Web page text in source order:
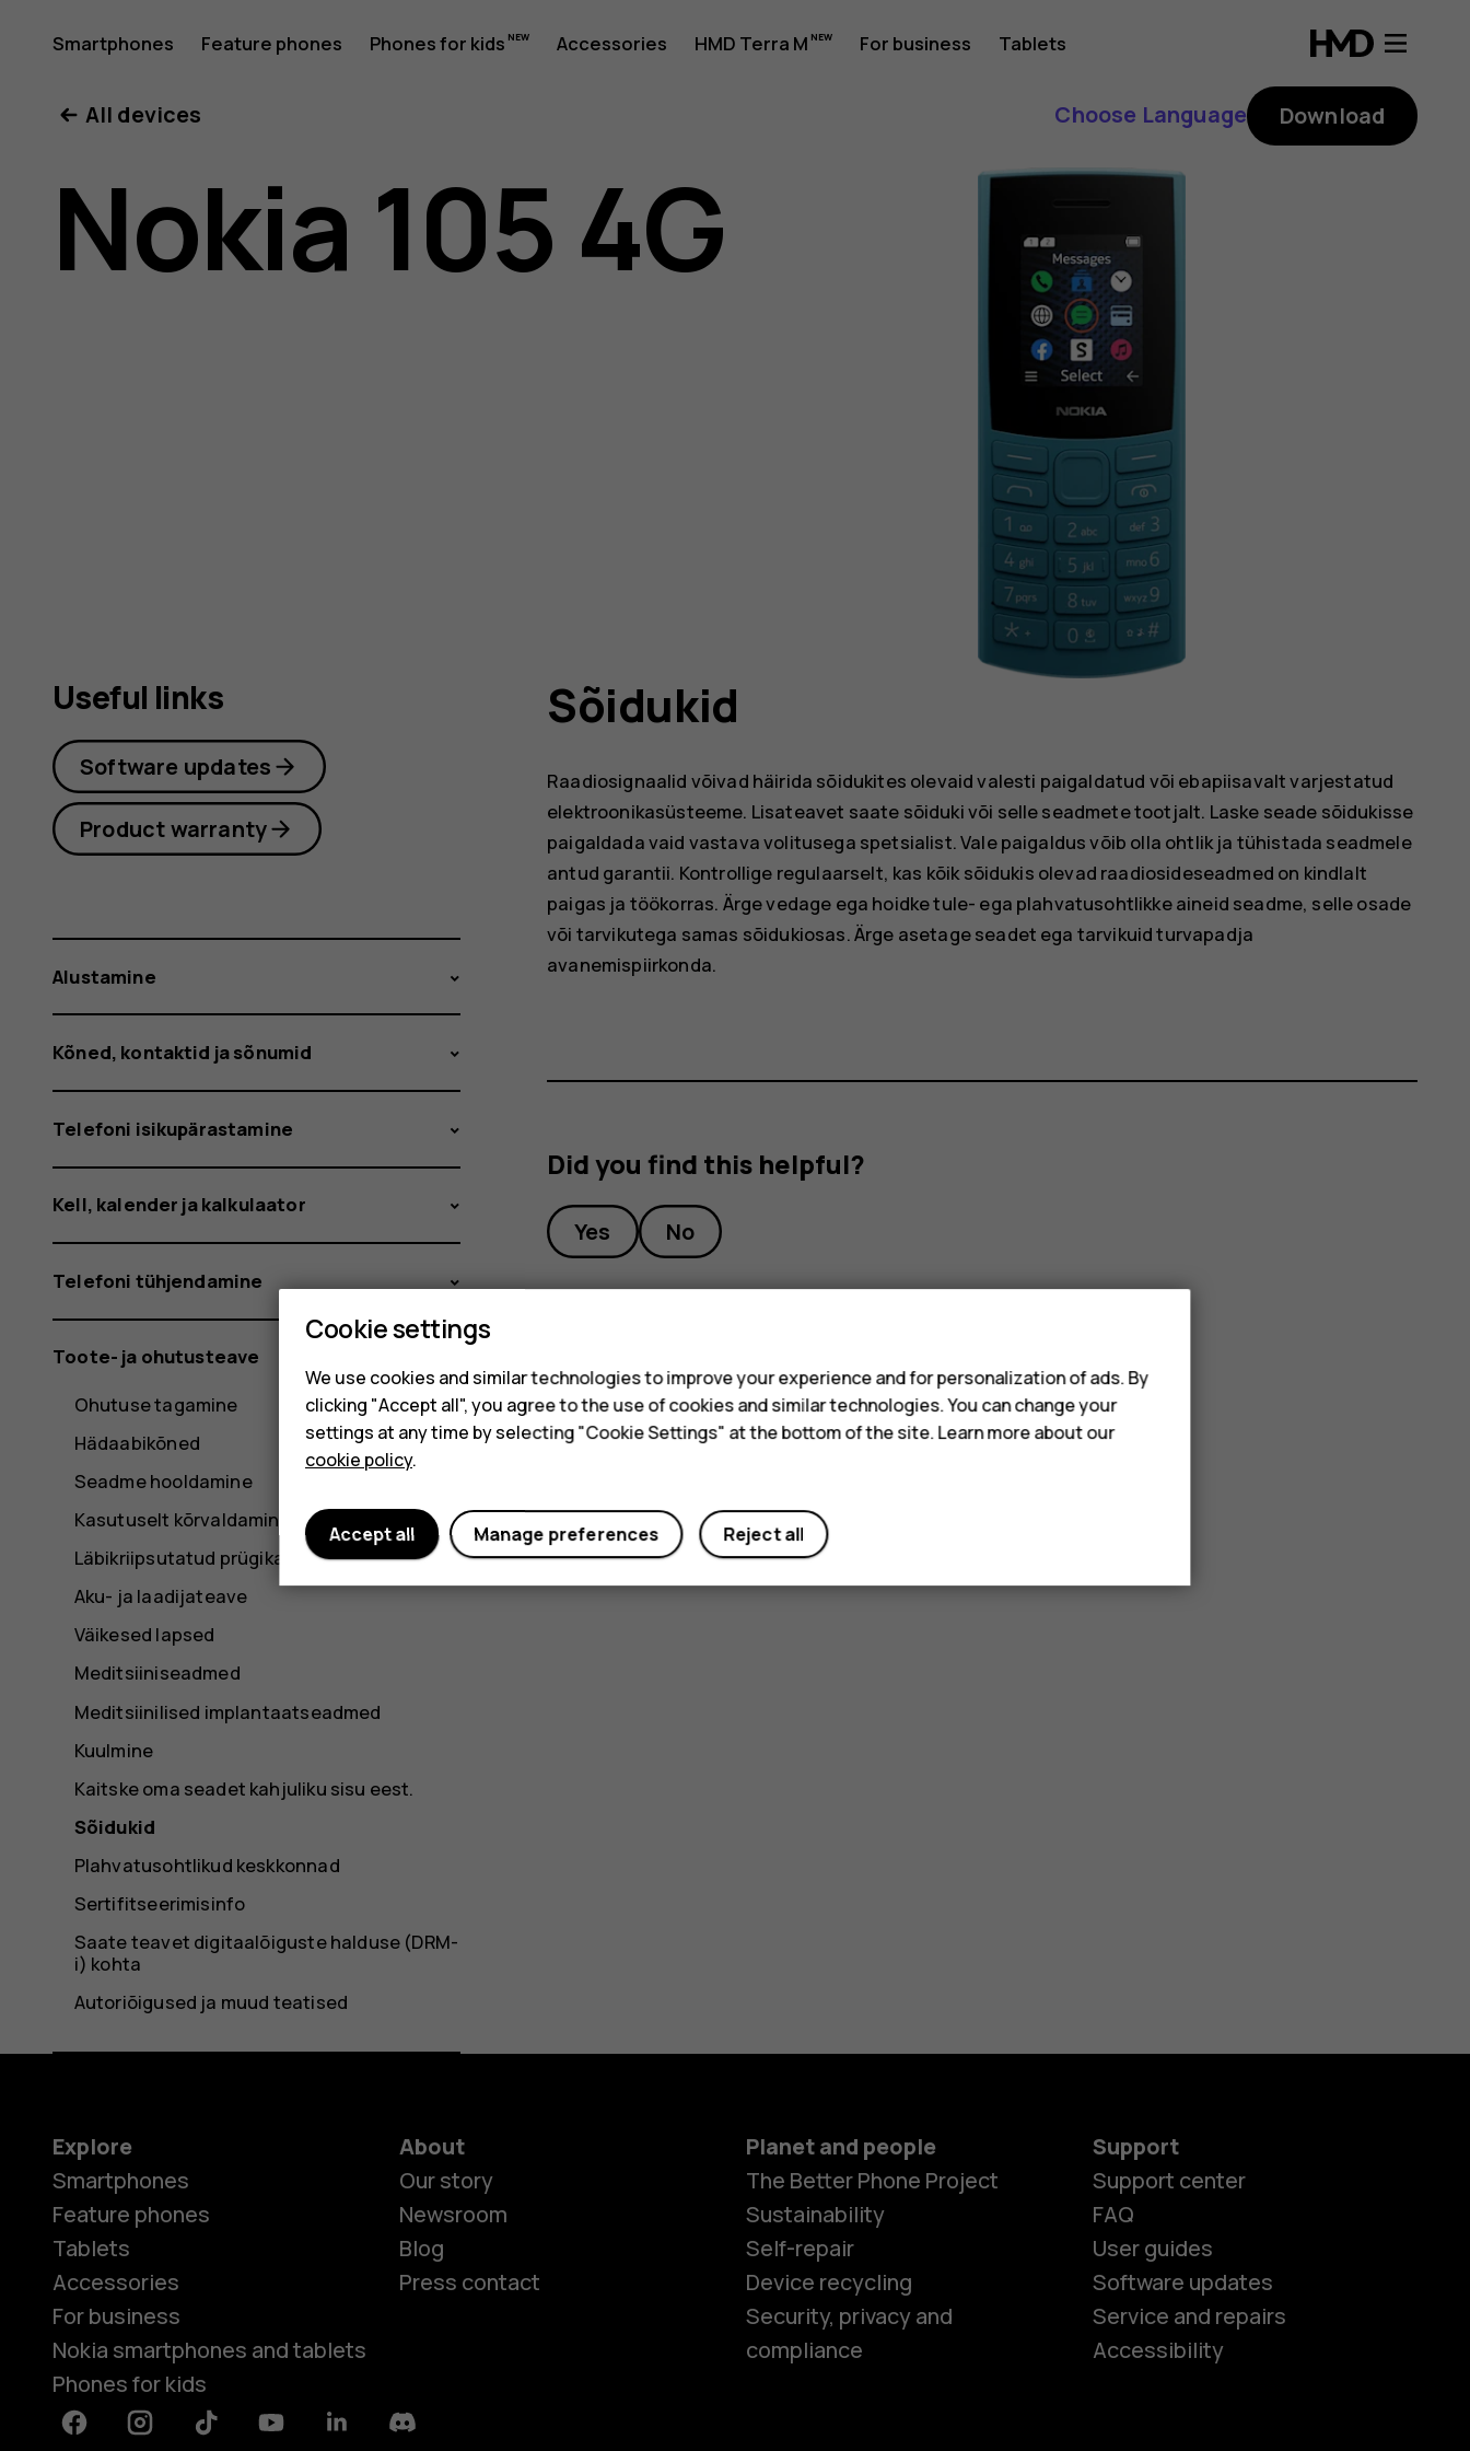
Nokia
105
4G
guide
Smartphones Feature phones Phones for kids Accessories HMD Terra M For business Tablets
Smartphones
All devices Choose Language Download
Nokia 105 4G
Sõidukid
Raadiosignaalid võivad häirida sõidukites olevaid valesti paigaldatud või ebapiisavalt varjestatud
elektroonikasüsteeme. Lisateavet saate sõiduki või selle seadmete tootjalt. Laske seade sõidukisse
paigaldada vaid vastava volitusega spetsialist. Vale paigaldus võib olla ohtlik ja tühistada seadmele
antud garantii. Kontrollige regulaarselt, kas kõik sõidukis olevad raadiosideseadmed on kindlalt
paigas ja töökorras. Ärge vedage ega hoidke tule- ega plahvatusohtlikke aineid seadme, selle osade
või tarvikutega samas sõidukiosas. Ärge asetage seadet ega tarvikuid turvapadja
avanemispiirkonda.
Did you find this helpful?
Yes No
Useful links
Software updates
Product warranty
Alustamine
Kõned, kontaktid ja sõnumid
Telefoni isikupärastamine
Kell, kalender ja kalkulaator
Telefoni tühjendamine
Toote- ja ohutusteave
Ohutuse tagamine
Hädaabikõned
Seadme hooldamine
Kasutuselt kõrvaldamine
Läbikriipsutatud prügikasti märk
Aku- ja laadijateave
Väikesed lapsed
Meditsiiniseadmed
Meditsiinilised implantaatseadmed
Kuulmine
Kaitske oma seadet kahjuliku sisu eest.
Sõidukid
Plahvatusohtlikud keskkonnad
Sertifitseerimisinfo
Saate teavet digitaalõiguste halduse (DRM-
i) kohta
Autoriõigused ja muud teatised
Explore
Smartphones
Feature phones
Tablets
Accessories
For business
Nokia smartphones and tablets
Phones for kids
About
Our story
Newsroom
Blog
Press contact
Planet and people
The Better Phone Project
Sustainability
Self-repair
Device recycling
Security, privacy and
compliance
Support
Support center
FAQ
User guides
Software updates
Service and repairs
Accessibility
FacebookInstagramTiktok YoutubeLinkedinDiscord
Cookie settings
We use cookies and similar technologies to improve your experience and for personalization of ads. By
clicking "Accept all", you agree to the use of cookies and similar technologies. You can change your
settings at any time by selecting "Cookie Settings" at the bottom of the site. Learn more about our
cookie policy.
Reject all
Manage preferences
Accept all